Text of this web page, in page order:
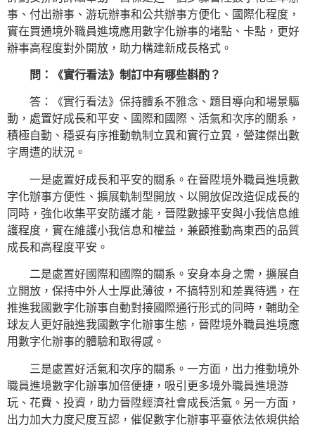
事、付出辦事、游玩辦事和公共辦事方便化、國際化程度，
實在買通境外職員進境應用數字化辦事的堵點、卡點，更好
辦事高程度對外開放，助力構建新成長格式。
問：《實行看法》制訂中有哪些斟酌？
答：《實行看法》保持體系不雅念、題目導向和場景驅
動，處置好成長和平安、國際和國際、活氣和次序的關系，
積極自動、穩妥有序推動軌制立異和實行立異，營建傑出數
字周遭的狀況。
一是處置好成長和平安的關系。在晉陞境外職員進境數
字化辦事方便性、擴展軌制型開放、以開放促改造促成長的
同時，強化收集平安防護才能，晉陞數據平安與小我信息維
護程度，實在維護小我信息和權益，兼顧推動高東西的品質
成長和高程度平安。
二是處置好國際和國際的關系。安身本身之需，擴展自
立開放，保持中外人士厚此薄彼，不搞特別和差異待遇，在
推進我國數字化辦事自動對接國際通行形式的同時，輔助全
球友人更好融進我國數字化辦事生態，晉陞境外職員進境應
用數字化辦事的體驗和取得感。
三是處置好活氣和次序的關系。一方面，出力推動境外
職員進境數字化辦事加倍便捷，吸引更多境外職員進境游
玩、花費、投資，助力晉陞經濟社會成長活氣。另一方面，
出力加大力度尺度互認，催促數字化辦事平臺依法依規供給